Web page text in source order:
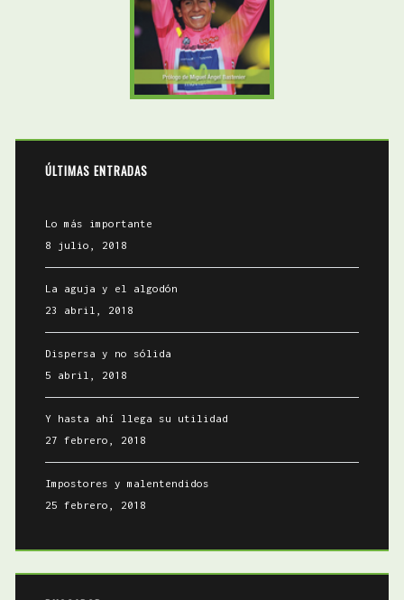
ÚLTIMAS ENTRADAS
Lo más importante
8 julio, 2018
La aguja y el algodón
23 abril, 2018
Dispersa y no sólida
5 abril, 2018
Y hasta ahí llega su utilidad
27 febrero, 2018
Impostores y malentendidos
25 febrero, 2018